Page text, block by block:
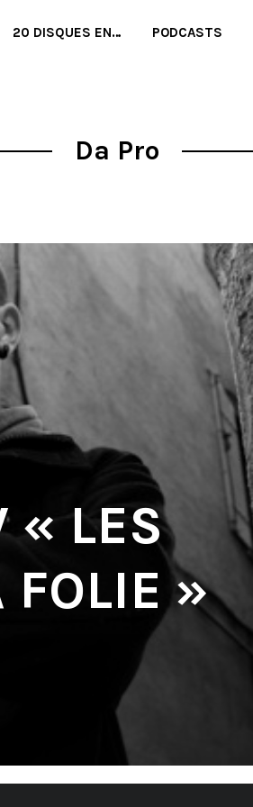
20 DISQUES EN… PODCASTS
Da Pro
« LES
FOLIE »